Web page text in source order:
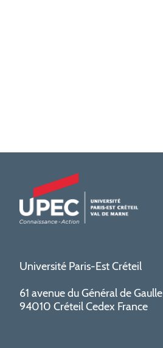
Université Paris-Est Créteil
61 avenue du Général de Gaulle
94010 Créteil Cedex France